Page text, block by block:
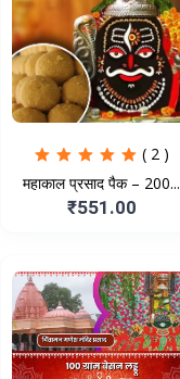
( 2 )
महाकाल प्रसाद पैक – 200...
₹551.00